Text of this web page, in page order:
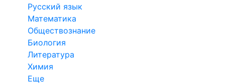
Русский язык
Математика
Обществознание
Биология
Литература
Химия
Еще